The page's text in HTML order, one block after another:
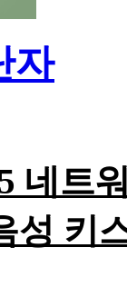
자
네트
성 키